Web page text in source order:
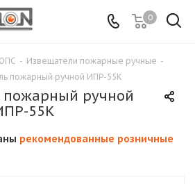
0
ОПС - Извещатели пожарные ручные -
пожарный ручной ИПР-55К
пожарный ручной
55К
рекомендованные розничные